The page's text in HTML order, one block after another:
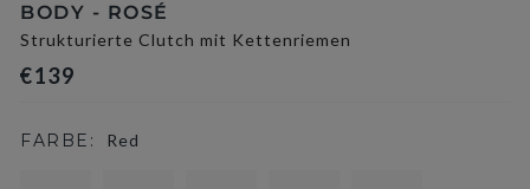
BODY - ROSÉ
Strukturierte Clutch mit Kettenriemen
€139
FARBE: Red